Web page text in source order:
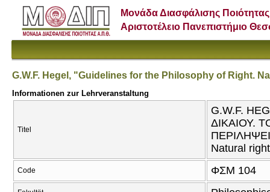
Μονάδα Διασφάλισης Ποιότητας
Αριστοτέλειο Πανεπιστήμιο
G.W.F. Hegel, "Guidelines for the Philosophy of Right.
Informationen zur Lehrveranstaltung
Titel
G.W.F.
ΔΙΚΑΙΟΥ.
ΠΕΡΙΛΗΨΕΙ
Natural
Code ΦΣΜ 104